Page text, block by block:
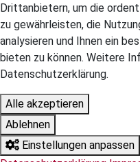
Drittanbietern, um die
zu gewährleisten, die
analysieren und Ihnen ein
bieten zu können. Weitere
Datenschutzerklärung.
Alle akzeptieren
Ablehnen
Einstellungen anpassen